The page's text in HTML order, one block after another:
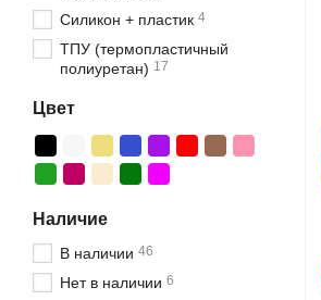
Силикон + пластик 4
ТПУ (термопластичный
полиуретан) 17
Цвет
Наличие
В наличии 46
Нет в наличии 6